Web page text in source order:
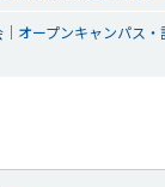
オープンキャンパス